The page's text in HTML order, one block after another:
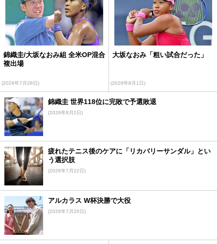
錦織圭/大坂なおみ組 全米OP混合
複出場
(2026年7月28日)
大坂なおみ「粗い試合だった」
(2026年8月1日)
錦織圭 世界118位に完敗で予選敗退
(2026年8月2日)
疲れたテニス後のケアに「リカバリーサンダル」とい
う選択肢
(2026年7月22日)
アルカラス W杯決勝で大役
(2026年7月20日)